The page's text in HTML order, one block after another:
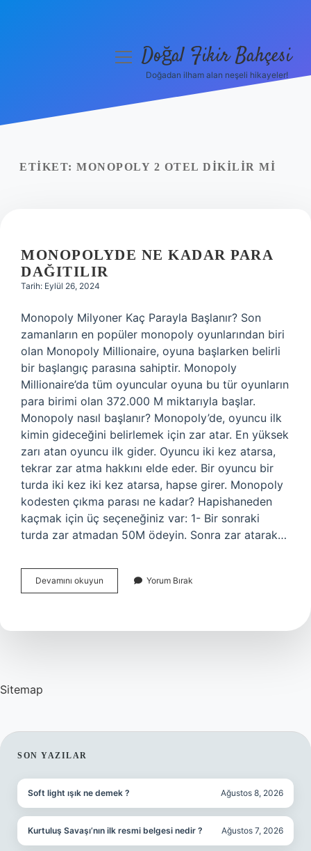
Yasal Uyarı
menüyüDoğal Fikir Bahçesi
Doğadan ilham alan neşeli hikayeler!
ETIKET: MONOPOLY 2 OTEL DIKILIR MI
MONOPOLYDE NE KADAR PARA
DAĞITILIR
Tarih: Eylül 26, 2024
Monopoly Milyoner Kaç Parayla Başlanır? Son
zamanların en popüler monopoly oyunlarından biri
olan Monopoly Millionaire, oyuna başlarken belirli
bir başlangıç ​​parasına sahiptir. Monopoly
Millionaire’da tüm oyuncular oyuna bu tür oyunların
para birimi olan 372.000 M miktarıyla başlar.
Monopoly nasıl başlanır? Monopoly’de, oyuncu ilk
kimin gideceğini belirlemek için zar atar. En yüksek
zarı atan oyuncu ilk gider. Oyuncu iki kez atarsa,
tekrar zar atma hakkını elde eder. Bir oyuncu bir
turda iki kez iki kez atarsa, hapse girer. Monopoly
kodesten çıkma parası ne kadar? Hapishaneden
kaçmak için üç seçeneğiniz var: 1- Bir sonraki
turda zar atmadan 50M ödeyin. Sonra zar atarak…
Devamını okuyun Monopolyde
Ne
Dağıtılır
Yorum Bırak
Sitemap
SIDEBAR
SON YAZILAR
Soft light ışık ne demek ? Ağustos 8, 2026
Kurtuluş Savaşı’nın ilk resmi belgesi nedir ? Ağustos 7, 2026